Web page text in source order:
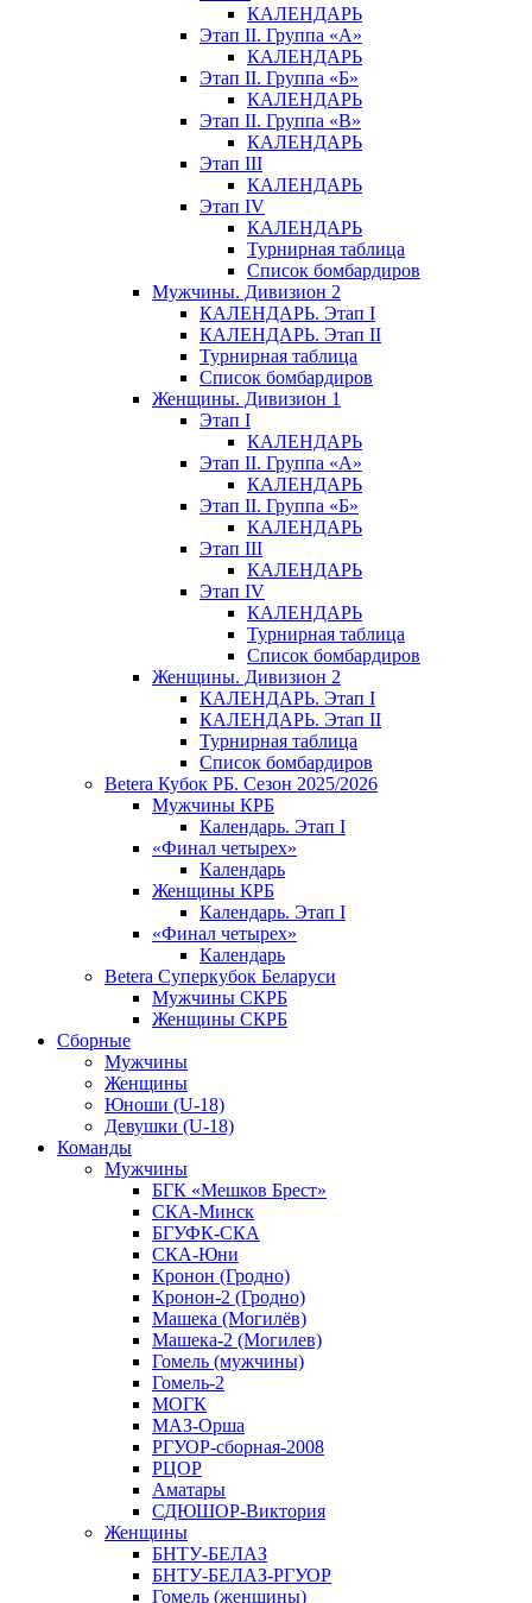
КАЛЕНДАРЬ
Этап II. Группа «А»
КАЛЕНДАРЬ
Этап II. Группа «Б»
КАЛЕНДАРЬ
Этап II. Группа «В»
КАЛЕНДАРЬ
Этап III
КАЛЕНДАРЬ
Этап IV
КАЛЕНДАРЬ
Турнирная таблица
Список бомбардиров
Мужчины. Дивизион 2
КАЛЕНДАРЬ. Этап I
КАЛЕНДАРЬ. Этап II
Турнирная таблица
Список бомбардиров
Женщины. Дивизион 1
Этап I
КАЛЕНДАРЬ
Этап II. Группа «А»
КАЛЕНДАРЬ
Этап II. Группа «Б»
КАЛЕНДАРЬ
Этап III
КАЛЕНДАРЬ
Этап IV
КАЛЕНДАРЬ
Турнирная таблица
Список бомбардиров
Женщины. Дивизион 2
КАЛЕНДАРЬ. Этап I
КАЛЕНДАРЬ. Этап II
Турнирная таблица
Список бомбардиров
Betera Кубок РБ. Сезон 2025/2026
Мужчины КРБ
Календарь. Этап I
«Финал четырех»
Календарь
Женщины КРБ
Календарь. Этап I
«Финал четырех»
Календарь
Betera Суперкубок Беларуси
Мужчины СКРБ
Женщины СКРБ
Сборные
Мужчины
Женщины
Юноши (U-18)
Девушки (U-18)
Команды
Мужчины
БГК «Мешков Брест»
СКА-Минск
БГУФК-СКА
СКА-Юни
Кронон (Гродно)
Кронон-2 (Гродно)
Машека (Могилёв)
Машека-2 (Могилев)
Гомель (мужчины)
Гомель-2
МОГК
МАЗ-Орша
РГУОР-сборная-2008
РЦОР
Аматары
СДЮШОР-Виктория
Женщины
БНТУ-БЕЛАЗ
БНТУ-БЕЛАЗ-РГУОР
Гомель (женщины)